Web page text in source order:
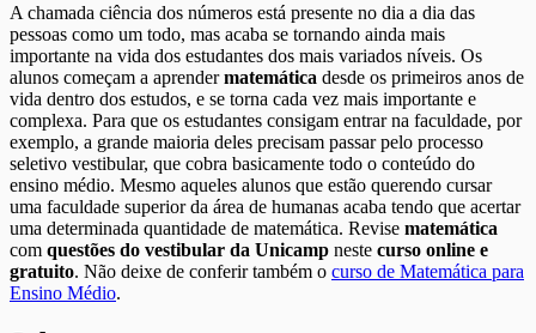
A chamada ciência dos números está presente no dia a dia das
pessoas como um todo, mas acaba se tornando ainda mais
importante na vida dos estudantes dos mais variados níveis. Os
alunos começam a aprendermatemática desde os primeiros anos de
vida dentro dos estudos, e se torna cada vez mais importante e
complexa. Para que os estudantes consigam entrar na faculdade, por
exemplo, a grande maioria deles precisam passar pelo processo
seletivo vestibular, que cobra basicamente todo o conteúdo do
ensino médio. Mesmo aqueles alunos que estão querendo cursar
uma faculdade superior da área de humanas acaba tendo que acertar
uma determinada quantidade de matemática. Revise matemática
com questões do vestibular da Unicamp neste curso online e
gratuito. Não deixe de conferir também o curso de Matemática para
Ensino Médio.